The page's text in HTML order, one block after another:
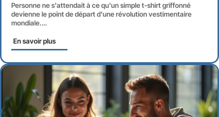
Personne ne s'attendait à ce qu'un simple t-shirt griffonné
devienne le point de départ d'une révolution vestimentaire
mondiale.…
En savoir plus